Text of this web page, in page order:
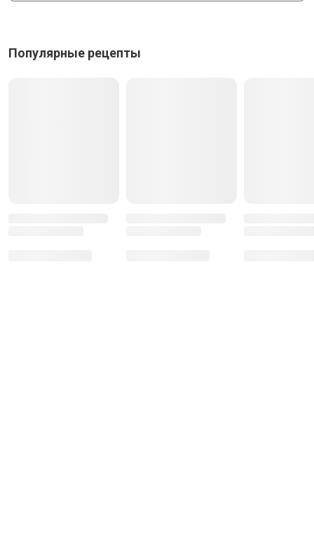
Популярные рецепты